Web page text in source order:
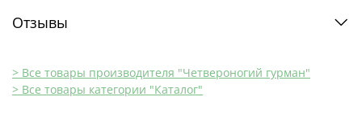
Отзывы
> Все товары производителя "Четвероногий гурман"
> Все товары категории "Каталог"